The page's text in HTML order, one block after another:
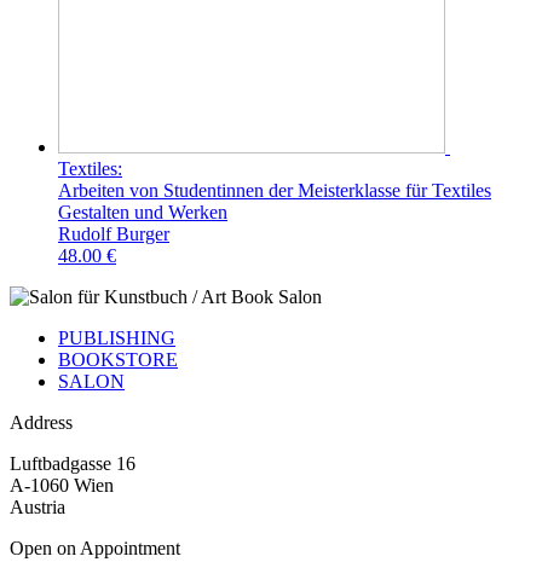
Textiles:
Arbeiten von Studentinnen der Meisterklasse für Textiles
Gestalten und Werken
Rudolf Burger
48.00 €
PUBLISHING
BOOKSTORE
SALON
Address
Luftbadgasse 16
A-1060 Wien
Austria
Open on Appointment